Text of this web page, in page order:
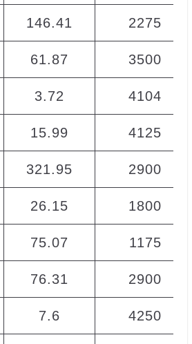
146.41 2275
61.87 3500
3.72 4104
15.99 4125
321.95 2900
26.15 1800
75.07 1175
76.31 2900
7.6 4250